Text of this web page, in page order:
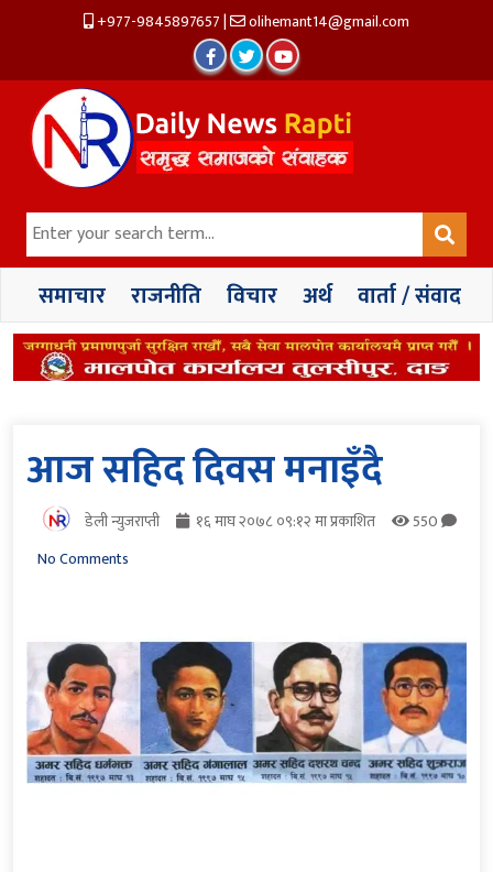
+977-9845897657| olihemant14@gmail.com
समाचार राजनीति विचार अर्थ वार्ता / संवाद
आज सहिद दिवस मनाइँदै
डेली न्युजराप्ती १६ माघ २०७८ ०९:१२ मा प्रकाशित
550
No Comments